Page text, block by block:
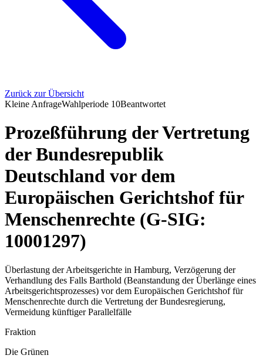
Zurück zur Übersicht
Kleine AnfrageWahlperiode 10Beantwortet
Prozeßführung der Vertretung
der Bundesrepublik
Deutschland vor dem
Europäischen Gerichtshof für
Menschenrechte (G-SIG:
10001297)
Überlastung der Arbeitsgerichte in Hamburg, Verzögerung der
Verhandlung des Falls Barthold (Beanstandung der Überlänge eines
Arbeitsgerichtsprozesses) vor dem Europäischen Gerichtshof für
Menschenrechte durch die Vertretung der Bundesregierung,
Vermeidung künftiger Parallelfälle
Fraktion
Die Grünen